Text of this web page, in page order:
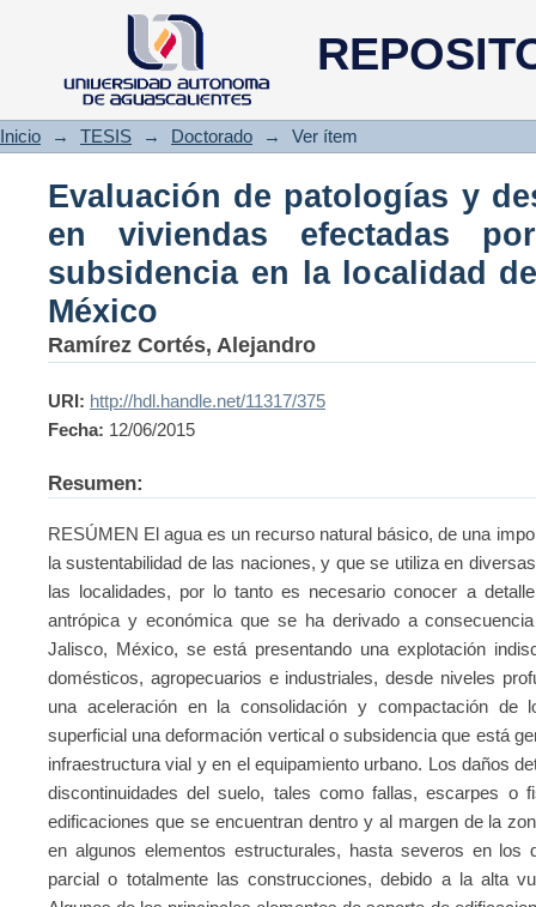
Evaluación de patologías
efectadas por el fenómeno
Jalisco, México
Inicio → TESIS → Doctorado → Ver ítem
Evaluación de patologías y
en viviendas efectadas
subsidencia en la localidad
México
Ramírez Cortés, Alejandro
URI: http://hdl.handle.net/11317/375
Fecha: 12/06/2015
Resumen:
RESÚMEN El agua es un recurso natural básico, de una
la sustentabilidad de las naciones, y que se utiliza en
las localidades, por lo tanto es necesario conocer a
antrópica y económica que se ha derivado a
Jalisco, México, se está presentando una explotación
domésticos, agropecuarios e industriales, desde niveles
una aceleración en la consolidación y compactación
superficial una deformación vertical o subsidencia que está
infraestructura vial y en el equipamiento urbano. Los daños
discontinuidades del suelo, tales como fallas, escarpes o
edificaciones que se encuentran dentro y al margen de la
en algunos elementos estructurales, hasta severos en los
parcial o totalmente las construcciones, debido a la alta